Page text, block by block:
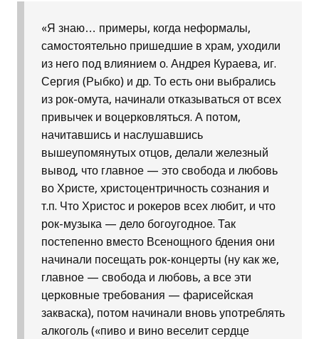
«Я знаю… примеры, когда неформалы,
самостоятельно пришедшие в храм, уходили
из него под влиянием о. Андрея Кураева, иг.
Сергия (Рыбко) и др. То есть они выбрались
из рок-омута, начинали отказываться от всех
привычек и воцерковляться. А потом,
начитавшись и наслушавшись
вышеупомянутых отцов, делали железный
вывод, что главное — это свобода и любовь
во Христе, христоцентричность сознания и
т.п. Что Христос и рокеров всех любит, и что
рок-музыка — дело богоугодное. Так
постепенно вместо Всенощного бдения они
начинали посещать рок-концерты (ну как же,
главное — свобода и любовь, а все эти
церковные требования — фарисейская
закваска), потом начинали вновь употреблять
алкоголь («пиво и вино веселит сердце